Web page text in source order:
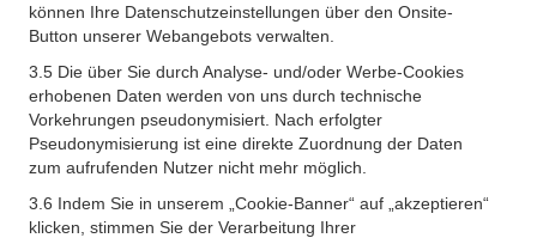
können Ihre Datenschutzeinstellungen über den Onsite-
Button unserer Webangebots verwalten.
3.5 Die über Sie durch Analyse- und/oder Werbe-Cookies
erhobenen Daten werden von uns durch technische
Vorkehrungen pseudonymisiert. Nach erfolgter
Pseudonymisierung ist eine direkte Zuordnung der Daten
zum aufrufenden Nutzer nicht mehr möglich.
3.6 Indem Sie in unserem „Cookie-Banner“ auf „akzeptieren“
klicken, stimmen Sie der Verarbeitung Ihrer